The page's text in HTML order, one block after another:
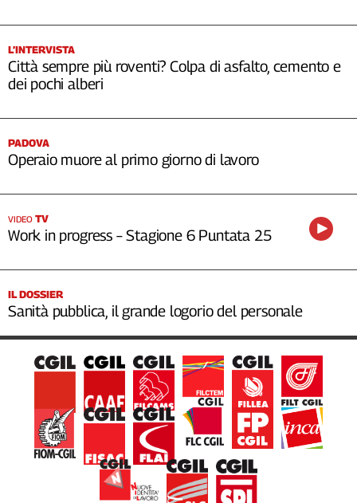
L’INTERVISTA
Città sempre più roventi? Colpa di asfalto, cemento e
dei pochi alberi
PADOVA
Operaio muore al primo giorno di lavoro
VIDEO TV
Work in progress – Stagione 6 Puntata 25
IL DOSSIER
Sanità pubblica, il grande logorio del personale